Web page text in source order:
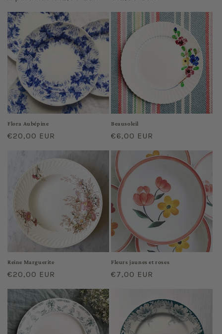
Flora Aubépine
Prix
€20,00 EUR
Beausoleil
Prix
€6,00 EUR
Reine Marguerite
Prix
€20,00 EUR
Fleurs jaunes et roses
Prix
€7,00 EUR